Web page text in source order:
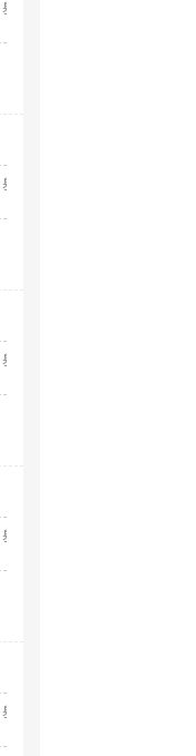
舉
舉
舉
舉
舉